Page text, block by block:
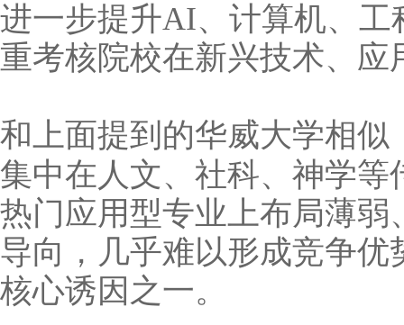
进一步提升AI、计算机、工
重考核院校在新兴技术、
和上面提到的华威大学相似
集中在人文、社科、神学
热门应用型专业上布局薄
导向，几乎难以形成竞争
核心诱因之一。